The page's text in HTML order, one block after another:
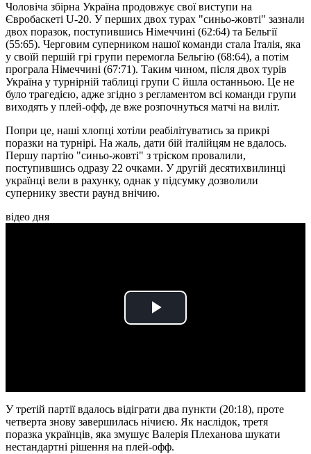
Чоловіча збірна Україна продовжує свої виступи на
Євробаскеті U-20. У перших двох турах "синьо-жовті" зазнали
двох поразок, поступившись Німеччині (62:64) та Бельгії
(55:65). Черговим суперником нашої команди стала Італія, яка
у своїй першій грі групи перемогла Бельгію (68:64), а потім
програла Німеччині (67:71). Таким чином, після двох турів
Україна у турнірній таблиці групи С йшла останньою. Це не
було трагедією, адже згідно з регламентом всі команди групи
виходять у плей-офф, де вже розпочнуться матчі на виліт.
Попри це, наші хлопці хотіли реабілітуватись за прикрі
поразки на турнірі. На жаль, дати бій італійцям не вдалось.
Першу партію "синьо-жовті" з тріском провалили,
поступившись одразу 22 очками. У другій десятихвилинці
українці вели в рахунку, однак у підсумку дозволили
супернику звести раунд внічию.
відео дня
Play
У третій партії вдалось відіграти два пункти (20:18), проте
четверта знову завершилась нічиєю. Як наслідок, третя
поразка українців, яка змушує Валерія Плеханова шукати
нестандартні рішення на плей-офф.